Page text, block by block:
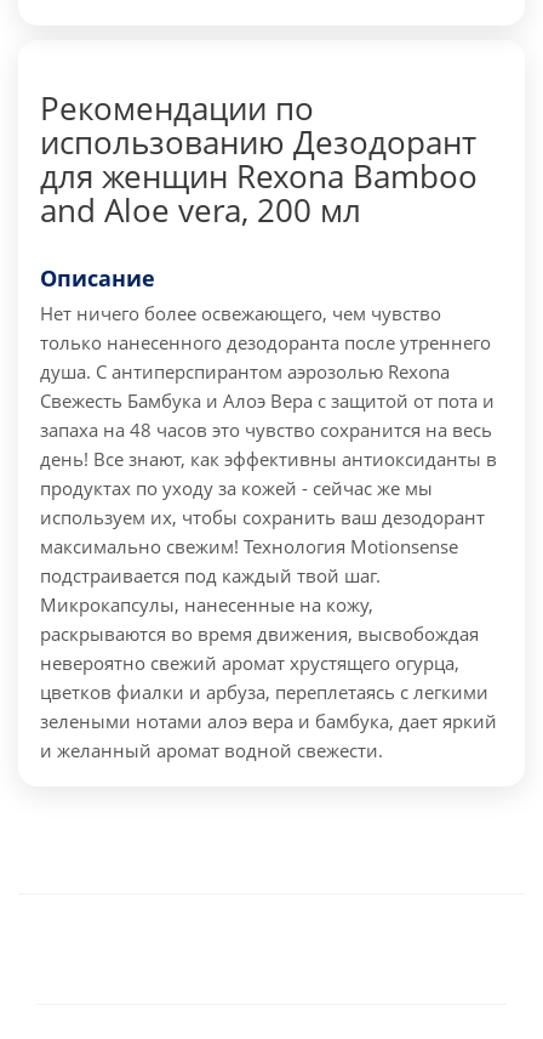
Рекомендации по
использованию Дезодорант
для женщин Rexona Bamboo
and Aloe vera, 200 мл
Описание
Нет ничего более освежающего, чем чувство
только нанесенного дезодоранта после утреннего
душа. С антиперспирантом аэрозолью Rexona
Свежесть Бамбука и Алоэ Вера с защитой от пота и
запаха на 48 часов это чувство сохранится на весь
день! Все знают, как эффективны антиоксиданты в
продуктах по уходу за кожей - сейчас же мы
используем их, чтобы сохранить ваш дезодорант
максимально свежим! Технология Motionsense
подстраивается под каждый твой шаг.
Микрокапсулы, нанесенные на кожу,
раскрываются во время движения, высвобождая
невероятно свежий аромат хрустящего огурца,
цветков фиалки и арбуза, переплетаясь с легкими
зелеными нотами алоэ вера и бамбука, дает яркий
и желанный аромат водной свежести.